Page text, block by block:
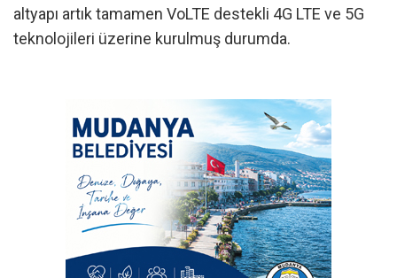
altyapı artık tamamen VoLTE destekli 4G LTE ve 5G
teknolojileri üzerine kurulmuş durumda.